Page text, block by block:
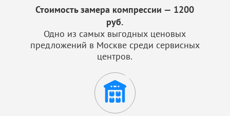
Стоимость замера компрессии — 1200
руб.
Одно из самых выгодных ценовых
предложений в Москве среди сервисных
центров.